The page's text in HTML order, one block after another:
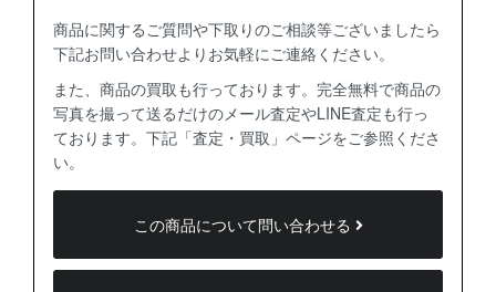
商品に関するご質問や下取りのご相談等ございましたら
下記お問い合わせよりお気軽にご連絡ください。
また、商品の買取も行っております。完全無料で商品の
写真を撮って送るだけのメール査定やLINE査定も行っ
ております。下記「査定・買取」ページをご参照くださ
い。
この商品について問い合わせる